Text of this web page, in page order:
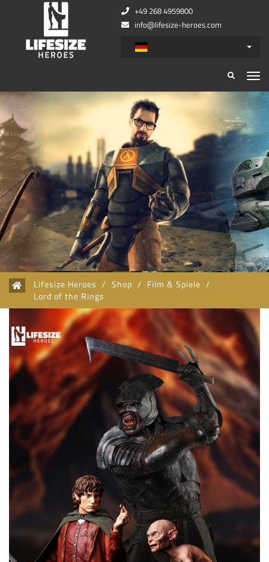
+49 268 4959800
info@lifesize-heroes.com
Lifesize Heroes / Shop / Film & Spiele /
Lord of the Rings